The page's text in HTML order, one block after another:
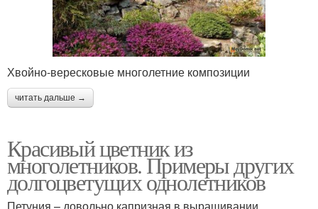
Хвойно-вересковые многолетние композиции
читать дальше →
Красивый цветник из
многолетников. Примеры других
долгоцветущих однолетников